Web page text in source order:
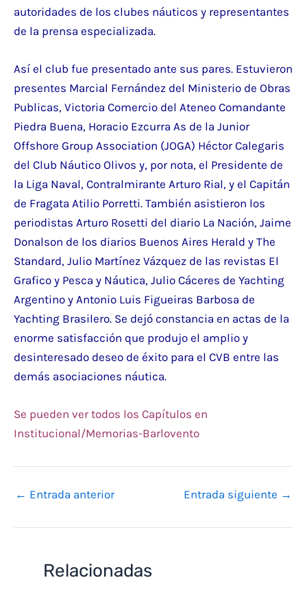
autoridades de los clubes náuticos y representantes
de la prensa especializada.
Así el club fue presentado ante sus pares. Estuvieron
presentes Marcial Fernández del Ministerio de Obras
Publicas, Victoria Comercio del Ateneo Comandante
Piedra Buena, Horacio Ezcurra As de la Junior
Offshore Group Association (JOGA) Héctor Calegaris
del Club Náutico Olivos y, por nota, el Presidente de
la Liga Naval, Contralmirante Arturo Rial, y el Capitán
de Fragata Atilio Porretti. También asistieron los
periodistas Arturo Rosetti del diario La Nación, Jaime
Donalson de los diarios Buenos Aires Herald y The
Standard, Julio Martínez Vázquez de las revistas El
Grafico y Pesca y Náutica, Julio Cáceres de Yachting
Argentino y Antonio Luis Figueiras Barbosa de
Yachting Brasilero. Se dejó constancia en actas de la
enorme satisfacción que produjo el amplio y
desinteresado deseo de éxito para el CVB entre las
demás asociaciones náutica.
Se pueden ver todos los Capítulos en
Institucional/Memorias-Barlovento
← Entrada anterior Entrada siguiente →
Relacionadas